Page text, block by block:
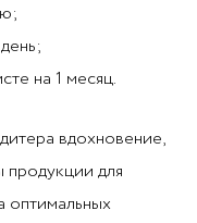
на 1 месяц.
вдохновение,
для
оптимальных